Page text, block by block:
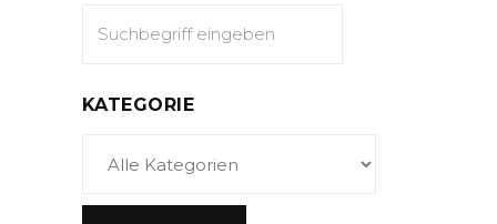
KATEGORIE